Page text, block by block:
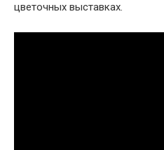
цветочных выставках.